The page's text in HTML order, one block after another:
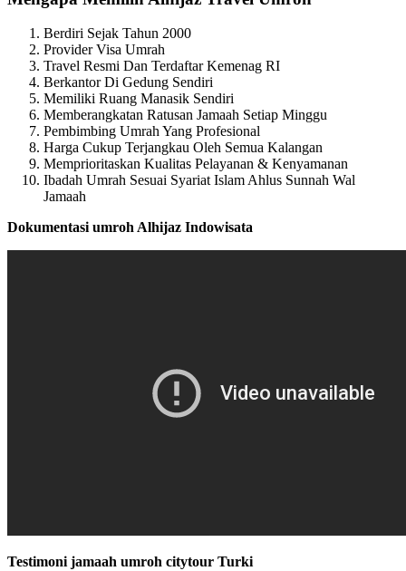
Berdiri Sejak Tahun 2000
Provider Visa Umrah
Travel Resmi Dan Terdaftar Kemenag RI
Berkantor Di Gedung Sendiri
Memiliki Ruang Manasik Sendiri
Memberangkatan Ratusan Jamaah Setiap Minggu
Pembimbing Umrah Yang Profesional
Harga Cukup Terjangkau Oleh Semua Kalangan
Memprioritaskan Kualitas Pelayanan & Kenyamanan
Ibadah Umrah Sesuai Syariat Islam Ahlus Sunnah Wal
Jamaah
Dokumentasi umroh Alhijaz Indowisata
Testimoni jamaah umroh citytour Turki